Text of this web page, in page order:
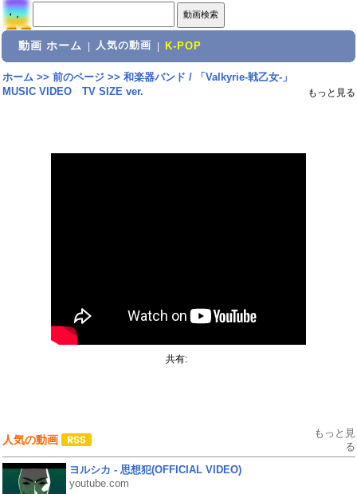
動画 ホーム 人気の動画 K-POP
ホーム>> 前のページ>> 和楽器バンド / 「Valkyrie-戦乙女-」
MUSIC VIDEO TV SIZE ver.
もっと見る
共有:
人気の動画
もっと見
る
ヨルシカ - 思想犯(OFFICIAL VIDEO)
youtube.com